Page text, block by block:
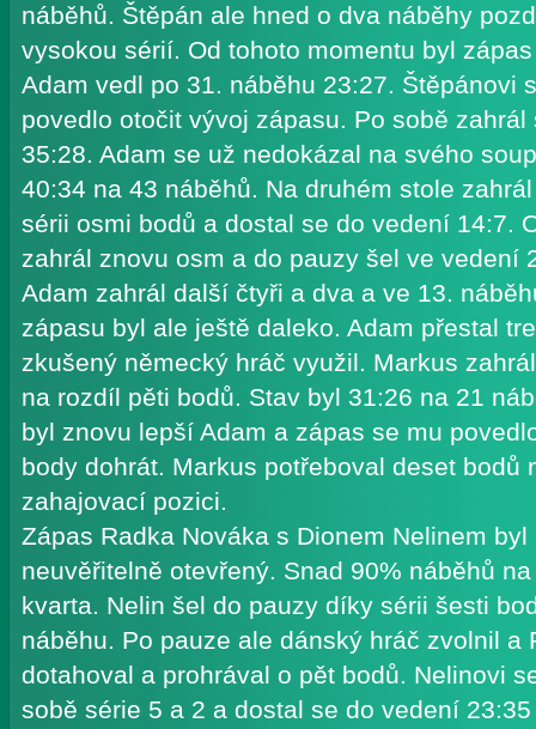
náběhů. Štěpán ale hned o dva náběhy
vysokou sérií. Od tohoto momentu byl
Adam vedl po 31. náběhu 23:27. Štěpánovi
povedlo otočit vývoj zápasu. Po sobě
35:28. Adam se už nedokázal na svého
40:34 na 43 náběhů. Na druhém stole
sérii osmi bodů a dostal se do vedení 14:7.
zahrál znovu osm a do pauzy šel ve vedení
Adam zahrál další čtyři a dva a ve 13.
zápasu byl ale ještě daleko. Adam přestal
zkušený německý hráč využil. Markus
na rozdíl pěti bodů. Stav byl 31:26 na 21
byl znovu lepší Adam a zápas se mu
body dohrát. Markus potřeboval deset bodů
zahajovací pozici.
Zápas Radka Nováka s Dionem Nelinem
neuvěřitelně otevřený. Snad 90% náběhů
kvarta. Nelin šel do pauzy díky sérii šesti
náběhu. Po pauze ale dánský hráč zvolnil a
dotahoval a prohrával o pět bodů. Nelinovi
sobě série 5 a 2 a dostal se do vedení